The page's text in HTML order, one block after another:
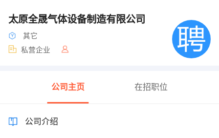
太原全晟气体设备制造有限公司
其它
私营企业
公司主页 在招职位
公司介绍